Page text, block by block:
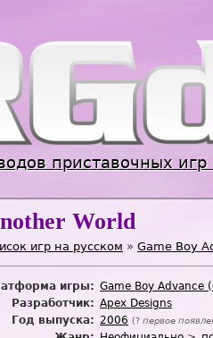
приставочных
World
игр на русском » Game Boy
игры: Game Boy Advance
Разработчик: Apex Designs
Год выпуска: 2006 (? первое